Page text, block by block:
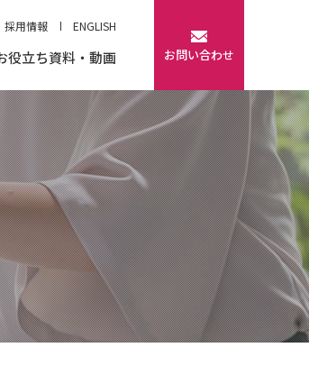
役立ち資料・動画
採用情報 ENGLISH
お問い合わせ